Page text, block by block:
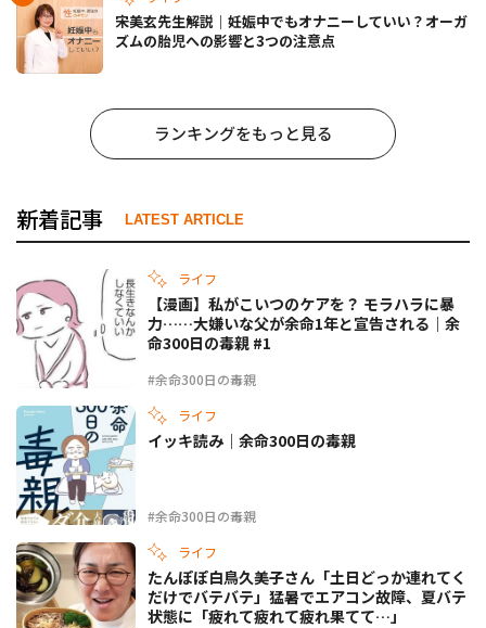
宋美玄先生解説｜妊娠中でもオナニーしていい？オーガ
ズムの胎児への影響と3つの注意点
ランキングをもっと見る
新着記事 LATEST ARTICLE
ライフ
#余命300日の毒親
【漫画】私がこいつのケアを？ モラハラに暴
力……大嫌いな父が余命1年と宣告される｜余
命300日の毒親 #1
ライフ
#余命300日の毒親
イッキ読み｜余命300日の毒親
ライフ
たんぽぽ白鳥久美子さん「土日どっか連れてく
だけでバテバテ」猛暑でエアコン故障、夏バテ
状態に「疲れて疲れて疲れ果てて…」